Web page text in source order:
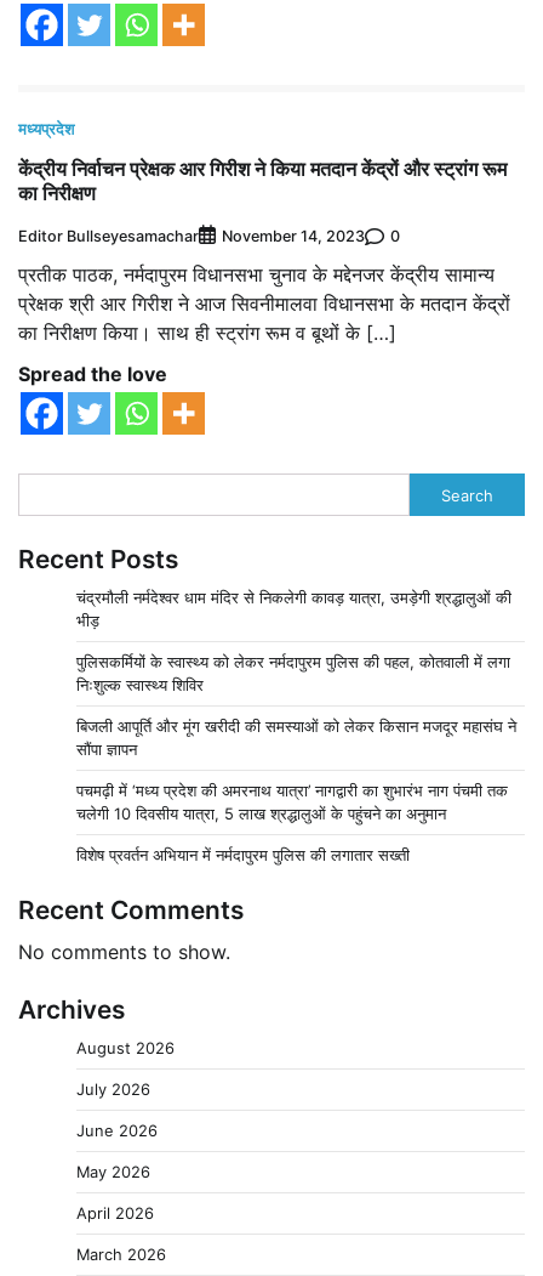
मध्यप्रदेश
केंद्रीय निर्वाचन प्रेक्षक आर गिरीश ने किया मतदान केंद्रों और स्ट्रांग रूम
का निरीक्षण
Editor Bullseyesamachar November 14, 2023 0
प्रतीक पाठक, नर्मदापुरम विधानसभा चुनाव के मद्देनजर केंद्रीय सामान्य
प्रेक्षक श्री आर गिरीश ने आज सिवनीमालवा विधानसभा के मतदान केंद्रों
का निरीक्षण किया। साथ ही स्ट्रांग रूम व बूथों के […]
Spread the love
Search
Recent Posts
चंद्रमौली नर्मदेश्वर धाम मंदिर से निकलेगी कावड़ यात्रा, उमड़ेगी श्रद्धालुओं की
भीड़
पुलिसकर्मियों के स्वास्थ्य को लेकर नर्मदापुरम पुलिस की पहल, कोतवाली में लगा
निःशुल्क स्वास्थ्य शिविर
बिजली आपूर्ति और मूंग खरीदी की समस्याओं को लेकर किसान मजदूर महासंघ ने
सौंपा ज्ञापन
पचमढ़ी में ‘मध्य प्रदेश की अमरनाथ यात्रा’ नागद्वारी का शुभारंभ नाग पंचमी तक
चलेगी 10 दिवसीय यात्रा, 5 लाख श्रद्धालुओं के पहुंचने का अनुमान
विशेष प्रवर्तन अभियान में नर्मदापुरम पुलिस की लगातार सख्ती
Recent Comments
No comments to show.
Archives
August 2026
July 2026
June 2026
May 2026
April 2026
March 2026